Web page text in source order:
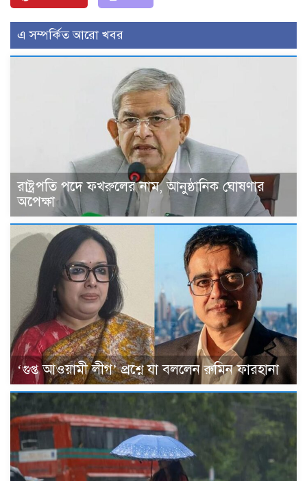
এ সম্পর্কিত আরো খবর
রাষ্ট্রপতি পদে ফখরুলের নাম, আনুষ্ঠানিক ঘোষণার
অপেক্ষা
‘গুপ্ত আওয়ামী লীগ’ প্রশ্নে যা বললেন রুমিন ফারহানা